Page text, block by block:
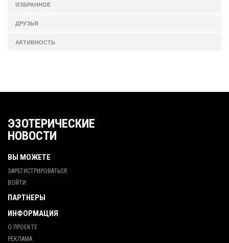
ИЗБРАННОЕ
ДРУЗЬЯ
АКТИВНОСТЬ
ЭЗОТЕРИЧЕСКИЕ
НОВОСТИ
ВЫ МОЖЕТЕ
ЗАРЕГИСТРИРОВАТЬСЯ
ВОЙТИ
ПАРТНЕРЫ
ИНФОРМАЦИЯ
О ПРОЕКТЕ
РЕКЛАМА